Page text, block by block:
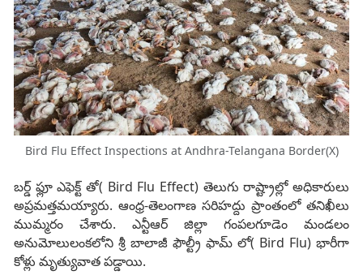
Bird Flu Effect Inspections at Andhra-Telangana Border(X)
బర్డ్ ఫ్లూ ఎఫెక్ట్ తో( Bird Flu Effect) తెలుగు రాష్ట్రాల్లో అధికారులు
అప్రమత్తమయ్యారు. ఆంధ్ర-తెలంగాణ సరిహద్దు ప్రాంతంలో తనిఖీలు
ముమ్మరం చేశారు. ఎన్టీఆర్ జిల్లా గంపలగూడెం మండలం
అనుమోలులంకలోని శ్రీ బాలాజీ ఫౌల్ట్రీ ఫామ్ లో( Bird Flu) భారీగా
కోళ్లు మృత్యువాత పడ్డాయి.